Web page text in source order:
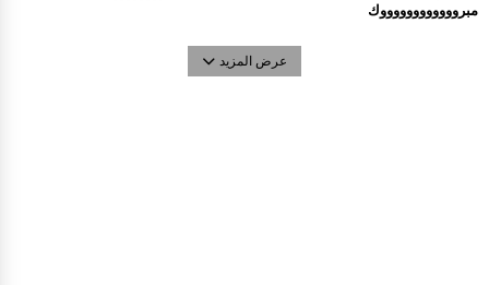
مبرووووووووووووك
عرض المزيد